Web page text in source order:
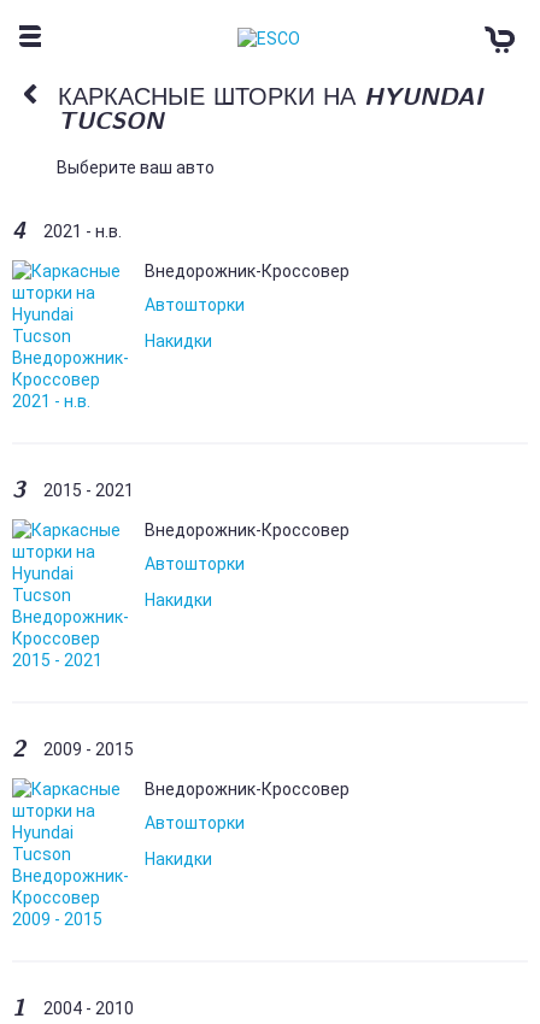
КАРКАСНЫЕ ШТОРКИ НА HYUNDAI
TUCSON
Выберите ваш авто
4 2021 - н.в.
Внедорожник-Кроссовер
Автошторки
Накидки
3 2015 - 2021
Внедорожник-Кроссовер
Автошторки
Накидки
2 2009 - 2015
Внедорожник-Кроссовер
Автошторки
Накидки
1 2004 - 2010